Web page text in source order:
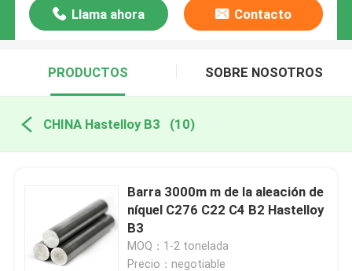
Llama ahora Contacto
PRODUCTOS SOBRE NOSOTROS
CHINA Hastelloy B3 (10)
Barra 3000m m de la aleación de
níquel C276 C22 C4 B2 Hastelloy
B3
MOQ：1-2 tonelada
Precio：negotiable